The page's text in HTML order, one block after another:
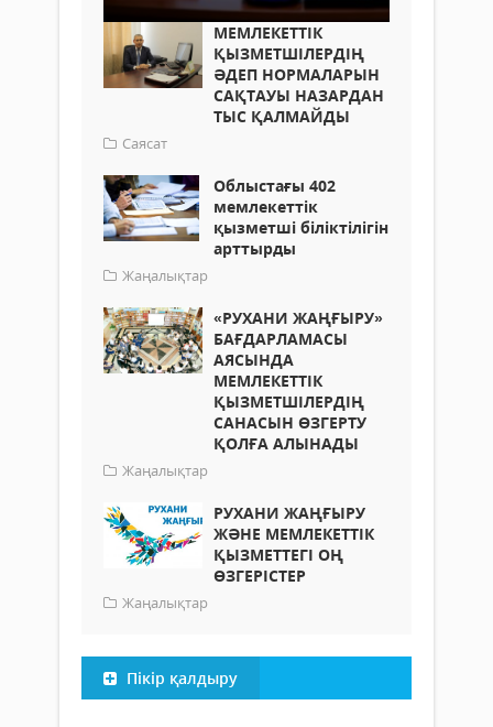
МЕМЛЕКЕТТІК
ҚЫЗМЕТШІЛЕРДІҢ
ӘДЕП НОРМАЛАРЫН
САҚТАУЫ НАЗАРДАН
ТЫС ҚАЛМАЙДЫ
Саясат
Облыстағы 402
мемлекеттік
қызметші біліктілігін
арттырды
Жаңалықтар
«РУХАНИ ЖАҢҒЫРУ»
БАҒДАРЛАМАСЫ
АЯСЫНДА
МЕМЛЕКЕТТІК
ҚЫЗМЕТШІЛЕРДІҢ
САНАСЫН ӨЗГЕРТУ
ҚОЛҒА АЛЫНАДЫ
Жаңалықтар
РУХАНИ ЖАҢҒЫРУ
ЖӘНЕ МЕМЛЕКЕТТІК
ҚЫЗМЕТТЕГІ ОҢ
ӨЗГЕРІСТЕР
Жаңалықтар
Пікір қалдыру